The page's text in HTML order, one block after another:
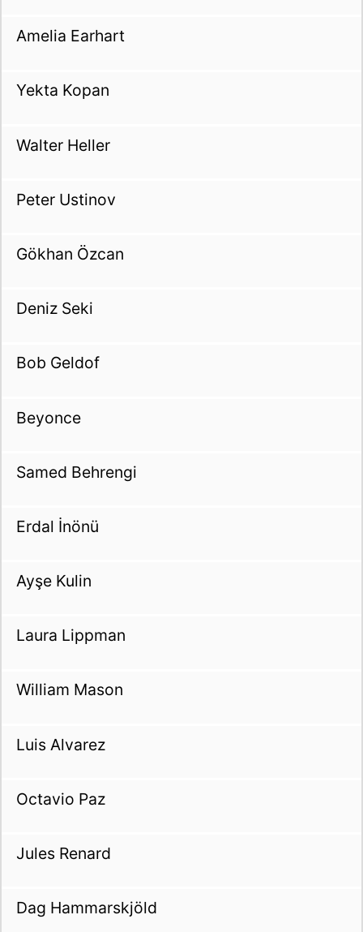
Amelia Earhart
Yekta Kopan
Walter Heller
Peter Ustinov
Gökhan Özcan
Deniz Seki
Bob Geldof
Beyonce
Samed Behrengi
Erdal İnönü
Ayşe Kulin
Laura Lippman
William Mason
Luis Alvarez
Octavio Paz
Jules Renard
Dag Hammarskjöld